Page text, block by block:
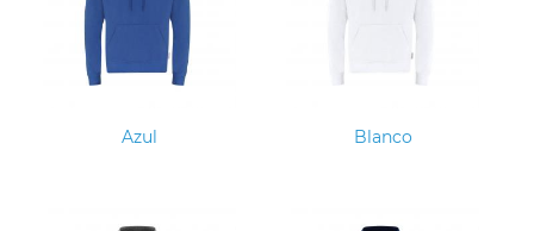
Azul Blanco